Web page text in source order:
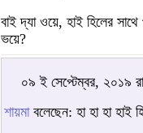
বাই দ্যা ওয়ে, হাই হিলের
ভয়ে?
০৯ ই সেপ্টেম্বর, ২০১৯
শায়মাবলেছেন: হা হা হা